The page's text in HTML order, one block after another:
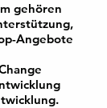
gehören
Angebote